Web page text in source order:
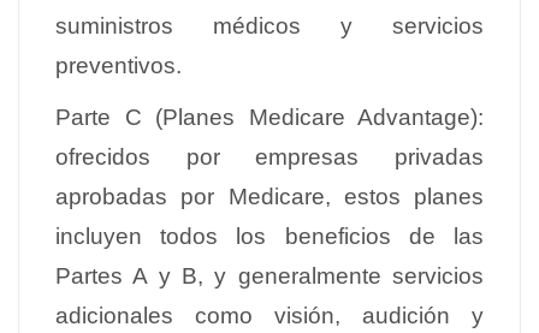
suministros médicos y servicios
preventivos.
Parte C (Planes Medicare Advantage):
ofrecidos por empresas privadas
aprobadas por Medicare, estos planes
incluyen todos los beneficios de las
Partes A y B, y generalmente servicios
adicionales como visión, audición y